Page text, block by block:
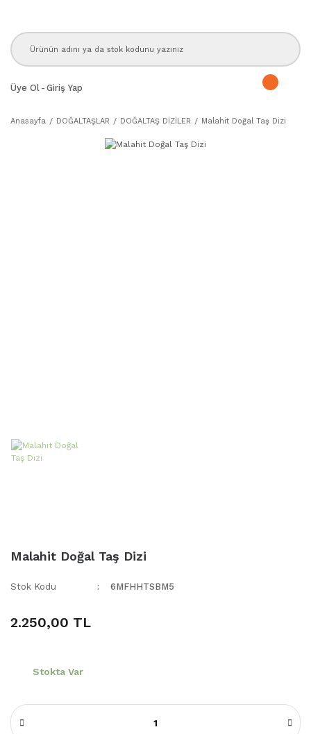
Üye Ol - Giriş Yap
Anasayfa DOĞALTAŞLAR DOĞALTAŞ DİZİLER Malahit Doğal Taş Dizi
Malahit Doğal Taş Dizi
Stok Kodu 6MFHHTSBM5
2.250,00 TL
Stokta Var